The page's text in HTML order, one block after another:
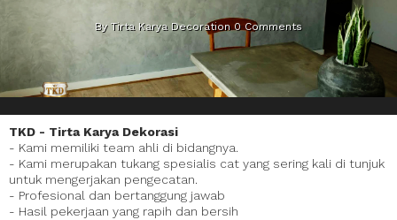
By Tirta Karya Decoration 0 Comments
TKD - Tirta Karya Dekorasi
- Kami memiliki team ahli di bidangnya.
- Kami merupakan tukang spesialis cat yang sering kali di tunjuk
untuk mengerjakan pengecatan.
- Profesional dan bertanggung jawab
- Hasil pekerjaan yang rapih dan bersih